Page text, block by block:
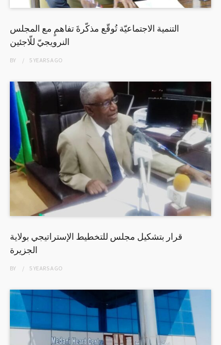
التنمية الاجتماعيّة تُوقّع مذكّرةَ تفاهمٍ مع المجلس
النرويجيّ للّاجئين
BY 5 YEARSAGO
قرار بتشكيل مجلس للتخطيط الإستراتيجي بولاية
الجزيرة
BY 5 YEARSAGO